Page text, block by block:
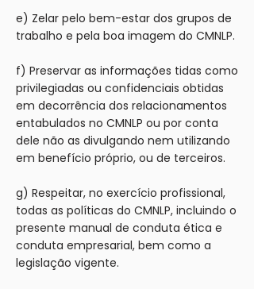
e) Zelar pelo bem-estar dos grupos de
trabalho e pela boa imagem do CMNLP.
f) Preservar as informações tidas como
privilegiadas ou confidenciais obtidas
em decorrência dos relacionamentos
entabulados no CMNLP ou por conta
dele não as divulgando nem utilizando
em benefício próprio, ou de terceiros.
g) Respeitar, no exercício profissional,
todas as políticas do CMNLP, incluindo o
presente manual de conduta ética e
conduta empresarial, bem como a
legislação vigente.